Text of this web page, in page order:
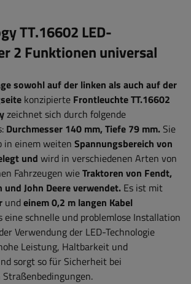
TT.16602 LED-
2 Funktionen universal
sowohl auf der linken als auch auf der
konzipierte Frontleuchte TT.16602
zeichnet sich durch folgende
Durchmesser 140 mm, Tiefe 79 mm. Sie
in einem weiten Spannungsbereich von
und wird in verschiedenen Arten von
Fahrzeugen wieTraktoren von Fendt,
John Deereverwendet. Es ist mit
undeinem 0,2 m langen Kabel
eine schnelle und problemlose Installation
Verwendung der LED-Technologie
Leistung, Haltbarkeit und
sorgt so für Sicherheit bei